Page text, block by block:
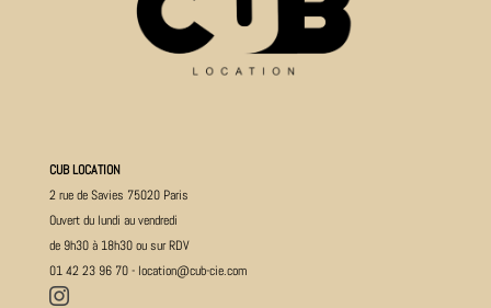
CUB LOCATION
2 rue de Savies 75020 Paris
Ouvert du lundi au vendredi
de 9h30 à 18h30 ou sur RDV
01 42 23 96 70- location@cub-cie.com
